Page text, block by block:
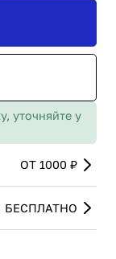
уточняйте у
ОТ 1000 ₽
БЕСПЛАТНО